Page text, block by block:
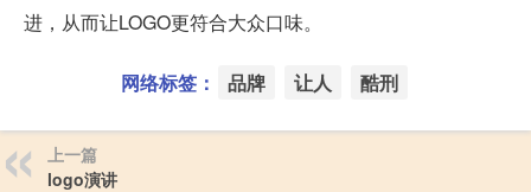
进，从而让LOGO更符合大众口味。
网络标签： 品牌 让人 酷刑
上一篇
logo演讲